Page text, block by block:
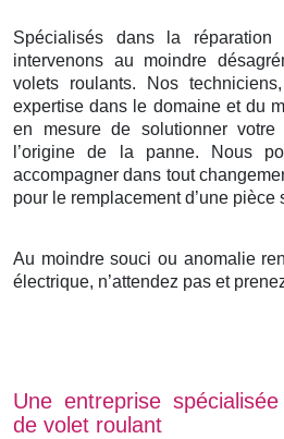
Spécialisés dans la
intervenons au moindre
volets roulants. Nos
expertise dans le domaine et du
en mesure de solutionner votre
l’origine de la panne. Nous
accompagner dans tout
pour le remplacement d’une pièce
Au moindre souci ou anomalie
électrique, n’attendez pas et
Une entreprise
de volet roulant